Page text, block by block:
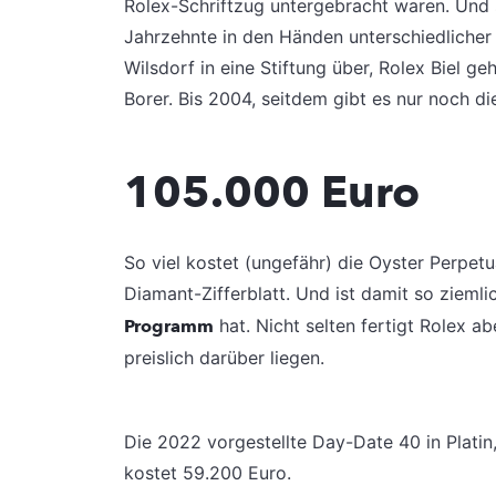
Rolex-Schriftzug untergebracht waren.
Jahrzehnte in den Händen
Wilsdorf in eine Stiftung über, Rolex Biel
Borer. Bis 2004, seitdem gibt es nur noch
105.000 Euro
So viel kostet (ungefähr) die Oyster
Diamant-Zifferblatt. Und ist damit so
Programm hat. Nicht selten fertigt Rolex
preislich darüber liegen.
Die 2022 vorgestellte Day-Date 40 in
kostet 59.200 Euro.